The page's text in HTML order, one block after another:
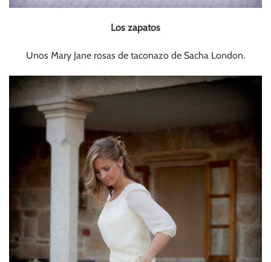
Los zapatos
Unos Mary Jane rosas de taconazo de Sacha London.